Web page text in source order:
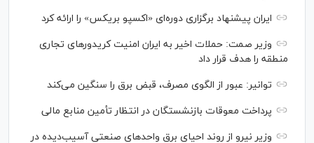
ایران پیشنهاد برگزاری دوره‌ای «اکسپو بریکس» را ارائه کرد
وزیر صمت: حملات اخیر به ایران امنیت کریدورهای تجاری
منطقه را هدف قرار داد
توانیر: عبور از الگوی مصرف، قبض برق را سنگین می‌کند
پرداخت معوقات بازنشستگان در انتظار تأمین منابع مالی
وزیر نیرو از روند احیای برق واحدهای صنعتی آسیب‌دیده در